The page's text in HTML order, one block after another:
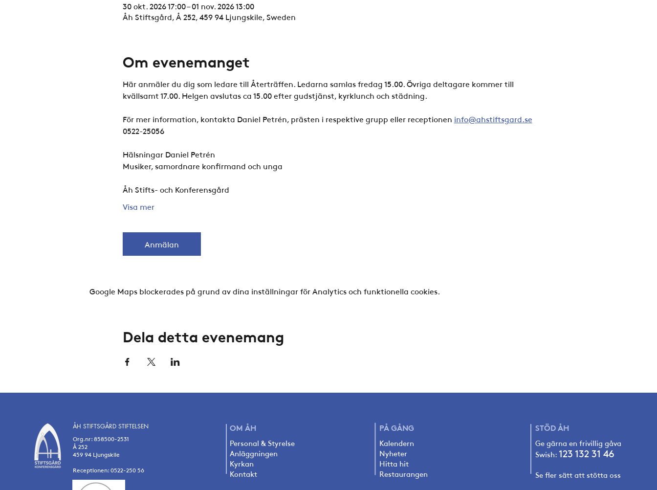
30 okt. 2026 17:00 – 01 nov. 2026 13:00
Åh Stiftsgård, Å 252, 459 94 Ljungskile, Sweden
Om evenemanget
Här anmäler du dig som ledare till Återträffen. Ledarna samlas fredag 15.00. Övriga deltagare kommer till
kvällsamt 17.00. Helgen avslutas ca 15.00 efter gudstjänst, kyrklunch och städning.
För mer information, kontakta Daniel Petrén, prästen i respektive grupp eller receptionen info@ahstiftsgard.se
0522-25056
Hälsningar Daniel Petrén
Musiker, samordnare konfirmand och unga
Åh Stifts- och Konferensgård
Visa mer
Anmälan
Google Maps blockerades på grund av dina inställningar för Analytics och funktionella cookies.
Dela detta evenemang
ÅH STIFTSGÅRD STIFTELSEN
Org.nr: 858500-2531
Å 252
459 94 Ljungskile
Receptionen: 0522-250 56
OM ÅH
Personal & Styrelse
Anläggningen
Kyrkan
Kontakt
PÅGÅNG
Kalendern
Nyheter
Hitta hit
Restaurangen
STÖDÅH
Ge gärna en frivillig gåva
Swish: 123 132 31 46
Se fler sätt att stötta oss